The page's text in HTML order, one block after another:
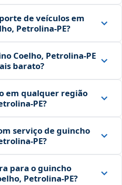
de veículos em
Petrolina‑PE?
Coelho, Petrolina‑PE
barato?
em qualquer região
serviço de guincho
para o guincho
Petrolina‑PE?